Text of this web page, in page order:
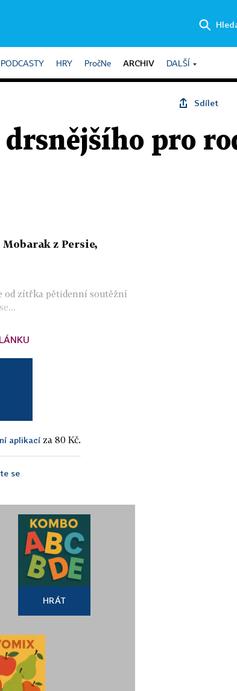
PODCASTY HRY PročNe ARCHIV DALŠÍ
Sdílet
pro
z Persie,
od zítřka pětidenní soutěžní
aplikací za 80 Kč.
se
HRÁT